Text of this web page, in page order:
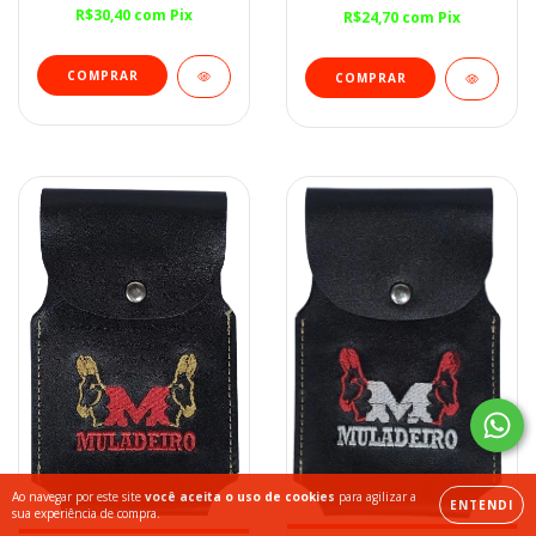
Ao navegar por este site você aceita o uso de cookies para agilizar a
sua experiência de compra.
ENTENDI
R$30,40 com Pix R$24,70 com Pix